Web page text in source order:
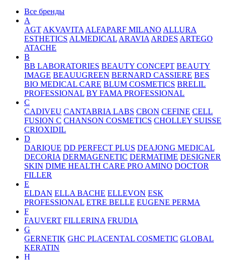
Все бренды
A
AGT AKVAVITA ALFAPARF MILANO ALLURA
ESTHETICS ALMEDICAL ARAVIA ARDES ARTEGO
ATACHE
B
BB LABORATORIES BEAUTY CONCEPT BEAUTY
IMAGE BEAUUGREEN BERNARD CASSIERE BES
BIO MEDICAL CARE BLUM COSMETICS BRELIL
PROFESSIONAL BY FAMA PROFESSIONAL
C
CADIVEU CANTABRIA LABS CBON CEFINE CELL
FUSION C CHANSON COSMETICS CHOLLEY SUISSE
CRIOXIDIL
D
DARIQUE DD PERFECT PLUS DEAJONG MEDICAL
DECORIA DERMAGENETIC DERMATIME DESIGNER
SKIN DIME HEALTH CARE PRO AMINO DOCTOR
FILLER
E
ELDAN ELLA BACHE ELLEVON ESK
PROFESSIONAL ETRE BELLE EUGENE PERMA
F
FAUVERT FILLERINA FRUDIA
G
GERNETIK GHC PLACENTAL COSMETIC GLOBAL
KERATIN
H